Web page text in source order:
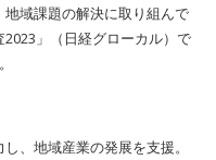
域課題の解決に取り組んで
」（日経グローカル）で
、地域産業の発展を支援。